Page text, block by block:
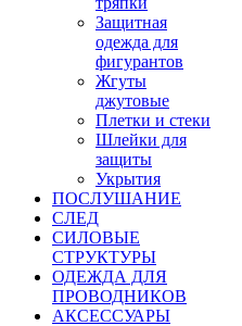
Защитная
одежда для
фигурантов
Жгуты
джутовые
Плетки и стеки
Шлейки для
защиты
Укрытия
ПОСЛУШАНИЕ
СЛЕД
СИЛОВЫЕ
СТРУКТУРЫ
ОДЕЖДА ДЛЯ
ПРОВОДНИКОВ
АКСЕССУАРЫ